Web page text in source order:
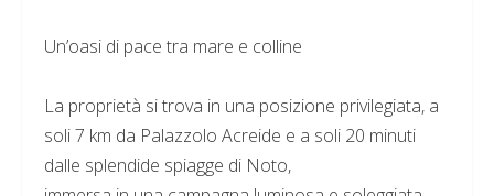
Un’oasi di pace tra mare e colline
La proprietà si trova in una posizione privilegiata, a
soli 7 km da Palazzolo Acreide e a soli 20 minuti
dalle splendide spiagge di Noto,